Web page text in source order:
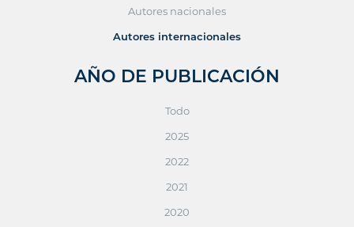
Autores nacionales
Autores internacionales
AÑO DE PUBLICACIÓN
Todo
2025
2022
2021
2020